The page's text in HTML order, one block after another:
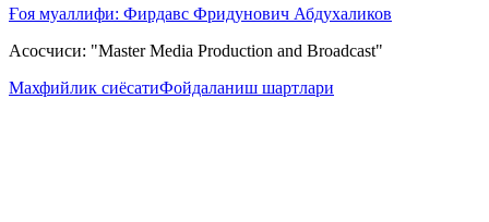
Ғоя муаллифи: Фирдавс Фридунович Абдухаликов
Асосчиси: "Master Media Production and Broadcast"
Махфийлик сиёсатиФойдаланиш шартлари